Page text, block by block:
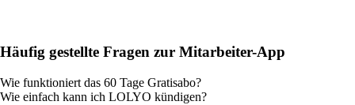
Häufig gestellte Fragen zur Mitarbeiter-App
Wie funktioniert das 60 Tage Gratisabo?
Wie einfach kann ich LOLYO kündigen?